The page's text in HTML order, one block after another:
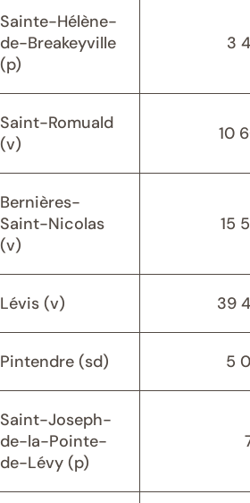
Sainte-Hélène-
de-Breakeyville
(p)
3
Saint-Romuald
(v)
10
Bernières-
Saint-Nicolas
(v)
15
Lévis (v) 39
Pintendre (sd) 5
Saint-Joseph-
de-la-Pointe-
de-Lévy (p)